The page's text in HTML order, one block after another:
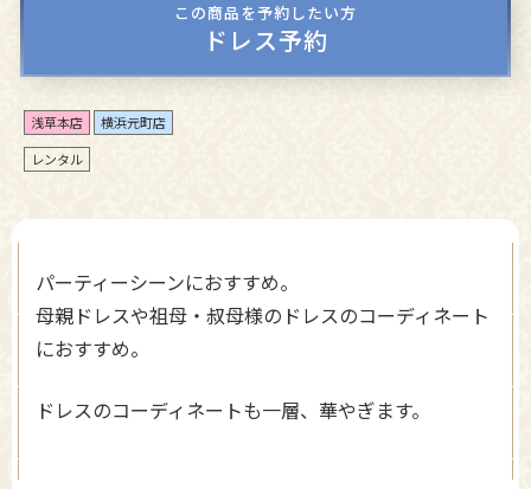
この商品を予約したい方
ドレス予約
浅草本店 横浜元町店
レンタル
パーティーシーンにおすすめ。
母親ドレスや祖母・叔母様のドレスのコーディネート
におすすめ。
ドレスのコーディネートも一層、華やぎます。